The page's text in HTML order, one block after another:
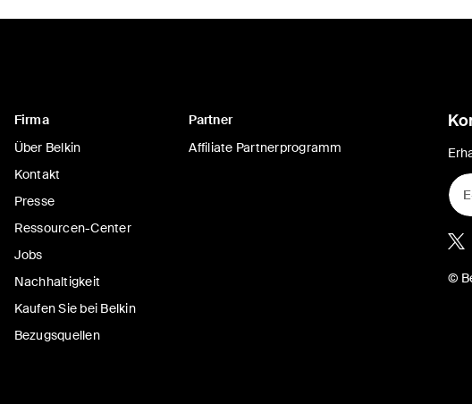
Firma
Über Belkin
Kontakt
Presse
Ressourcen-Center
Jobs
Nachhaltigkeit
Kaufen Sie bei Belkin
Bezugsquellen
Partner
Affiliate Partnerprogramm
©